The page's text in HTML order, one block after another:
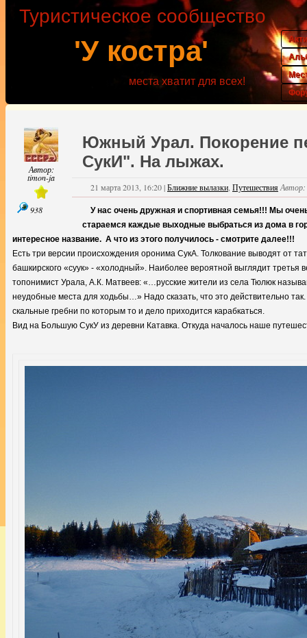
'У костра'
Туристическое сообщество
места хватит для всех!
Автор:
timon-ja
938
Южный Урал. Покорение
СукИ". На лыжах.
21 марта 2013, 16:20|Ближние вылазки ПутешествияАвтор:
У нас очень дружная и спортивная семья!!! Мы
стараемся каждые выходные выбраться из дома в
интересное название. А что из этого получилось - смотрите далее!!!
Есть три версии происхождения оронима СукА. Толкование выводят от
башкирского «суук» - «холодный». Наиболее вероятной выглядит
топонимист Урала, А.К. Матвеев: «…русские жители из села Тюлюк
неудобные места для ходьбы…» Надо сказать, что это действительно
скальные гребни по которым то и дело приходится карабкаться.
Вид на Большую СукУ из деревни Катавка. Откуда началось наше